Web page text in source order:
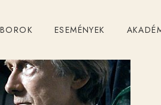
ESEMÉNYEK